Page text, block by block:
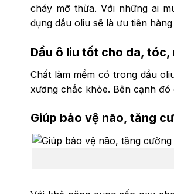
cháy mỡ thừa. Với những ai
dụng dầu oliu sẽ là ưu tiên
Dầu ô liu tốt cho da,
Chất làm mềm có trong dầu
xương chắc khỏe. Bên cạnh
Giúp bảo vệ não, tăng